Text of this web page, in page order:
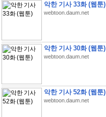
악한 기사 33화 (웹툰)
webtoon.daum.net
악한 기사 30화 (웹툰)
webtoon.daum.net
악한 기사 52화 (웹툰)
webtoon.daum.net